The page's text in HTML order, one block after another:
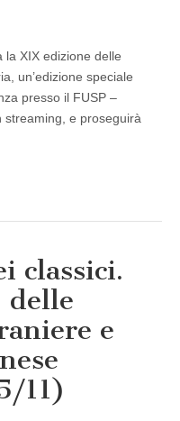
la XIX edizione delle
un’edizione speciale
presso il FUSP –
streaming, e proseguirà
classici.
delle
e
11)